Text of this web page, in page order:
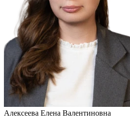
Алексеева Елена Валентиновна